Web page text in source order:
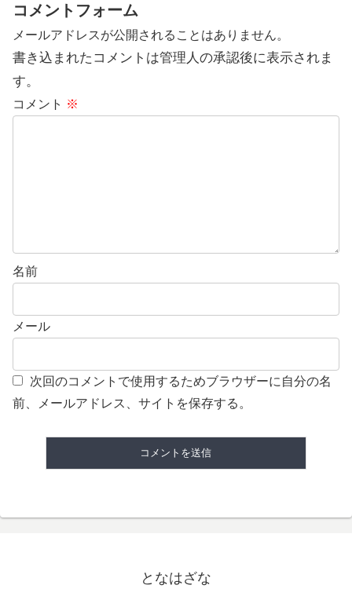
コメントフォーム
メールアドレスが公開されることはありません。
書き込まれたコメントは管理人の承認後に表示されま
す。
コメント ※
名前
メール
次回のコメントで使用するためブラウザーに自分の名
前、メールアドレス、サイトを保存する。
となはざな